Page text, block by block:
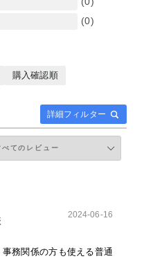
(0)
詳細フィルター
購入確認順
2024-06-16
務関係の方も使える普通